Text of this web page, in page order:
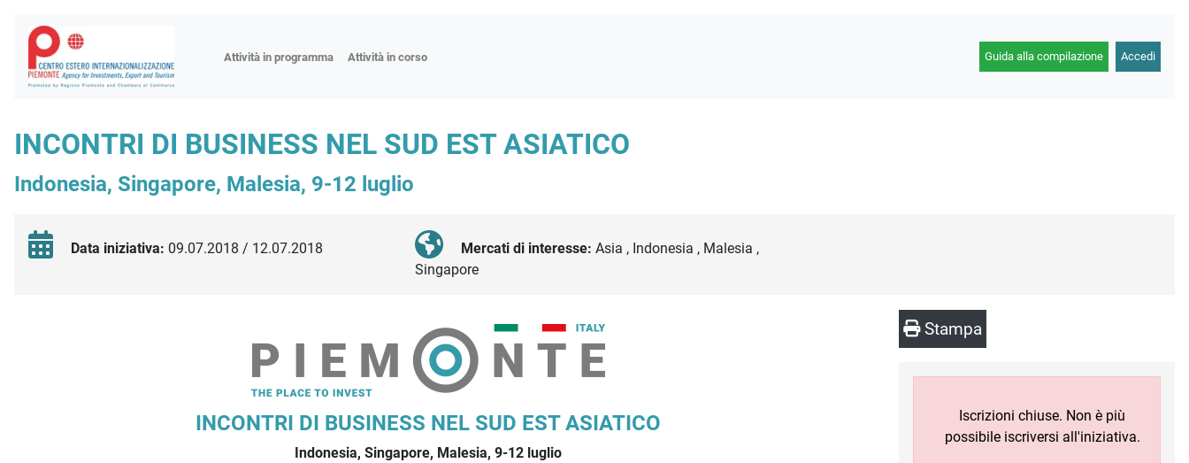
Attività in programma Attività in corso
Fiere
Workshop
Incontri di approfondimento
Focus settoriali
Progetto tender
Guida alla compilazione Accedi
INCONTRI DI BUSINESS NEL SUD EST ASIATICO
Indonesia, Singapore, Malesia, 9-12 luglio
Data iniziativa: 09.07.2018 / 12.07.2018 Mercati di interesse: Asia , Indonesia , Malesia ,
Singapore
Descrizione iniziativaINCONTRI DI BUSINESS NEL SUD EST ASIATICO
Indonesia, Singapore, Malesia, 9-12 luglio
Stampa
Iscrizioni chiuse. Non è più
possibile iscriversi all'iniziativa.